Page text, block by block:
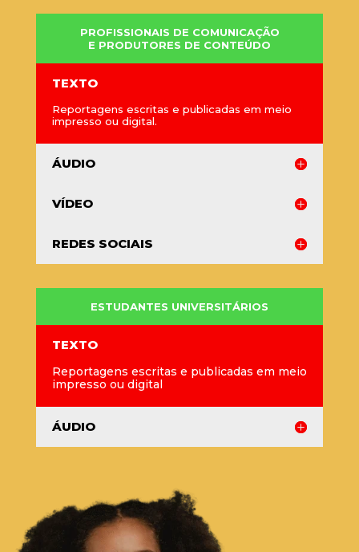
PROFISSIONAIS DE COMUNICAÇÃO
E PRODUTORES DE CONTEÚDO
TEXTO
Reportagens escritas e publicadas em meio
impresso ou digital.
ÁUDIO
VÍDEO
REDES SOCIAIS
ESTUDANTES UNIVERSITÁRIOS
TEXTO
Reportagens escritas e publicadas em meio
impresso ou digital
ÁUDIO